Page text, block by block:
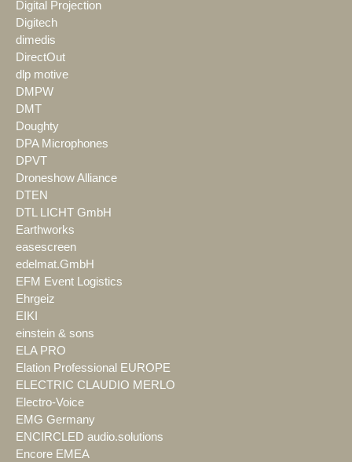
Digital Projection
Digitech
dimedis
DirectOut
dlp motive
DMPW
DMT
Doughty
DPA Microphones
DPVT
Droneshow Alliance
DTEN
DTL LICHT GmbH
Earthworks
easescreen
edelmat.GmbH
EFM Event Logistics
Ehrgeiz
EIKI
einstein & sons
ELA PRO
Elation Professional EUROPE
ELECTRIC CLAUDIO MERLO
Electro-Voice
EMG Germany
ENCIRCLED audio.solutions
Encore EMEA